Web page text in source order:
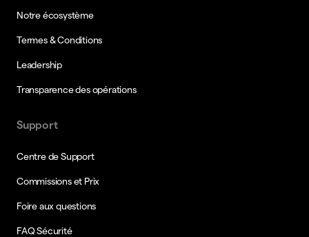
Notre écosystème
Termes & Conditions
Leadership
Transparence des opérations
Support
Centre de Support
Commissions et Prix
Foire aux questions
FAQ Sécurité